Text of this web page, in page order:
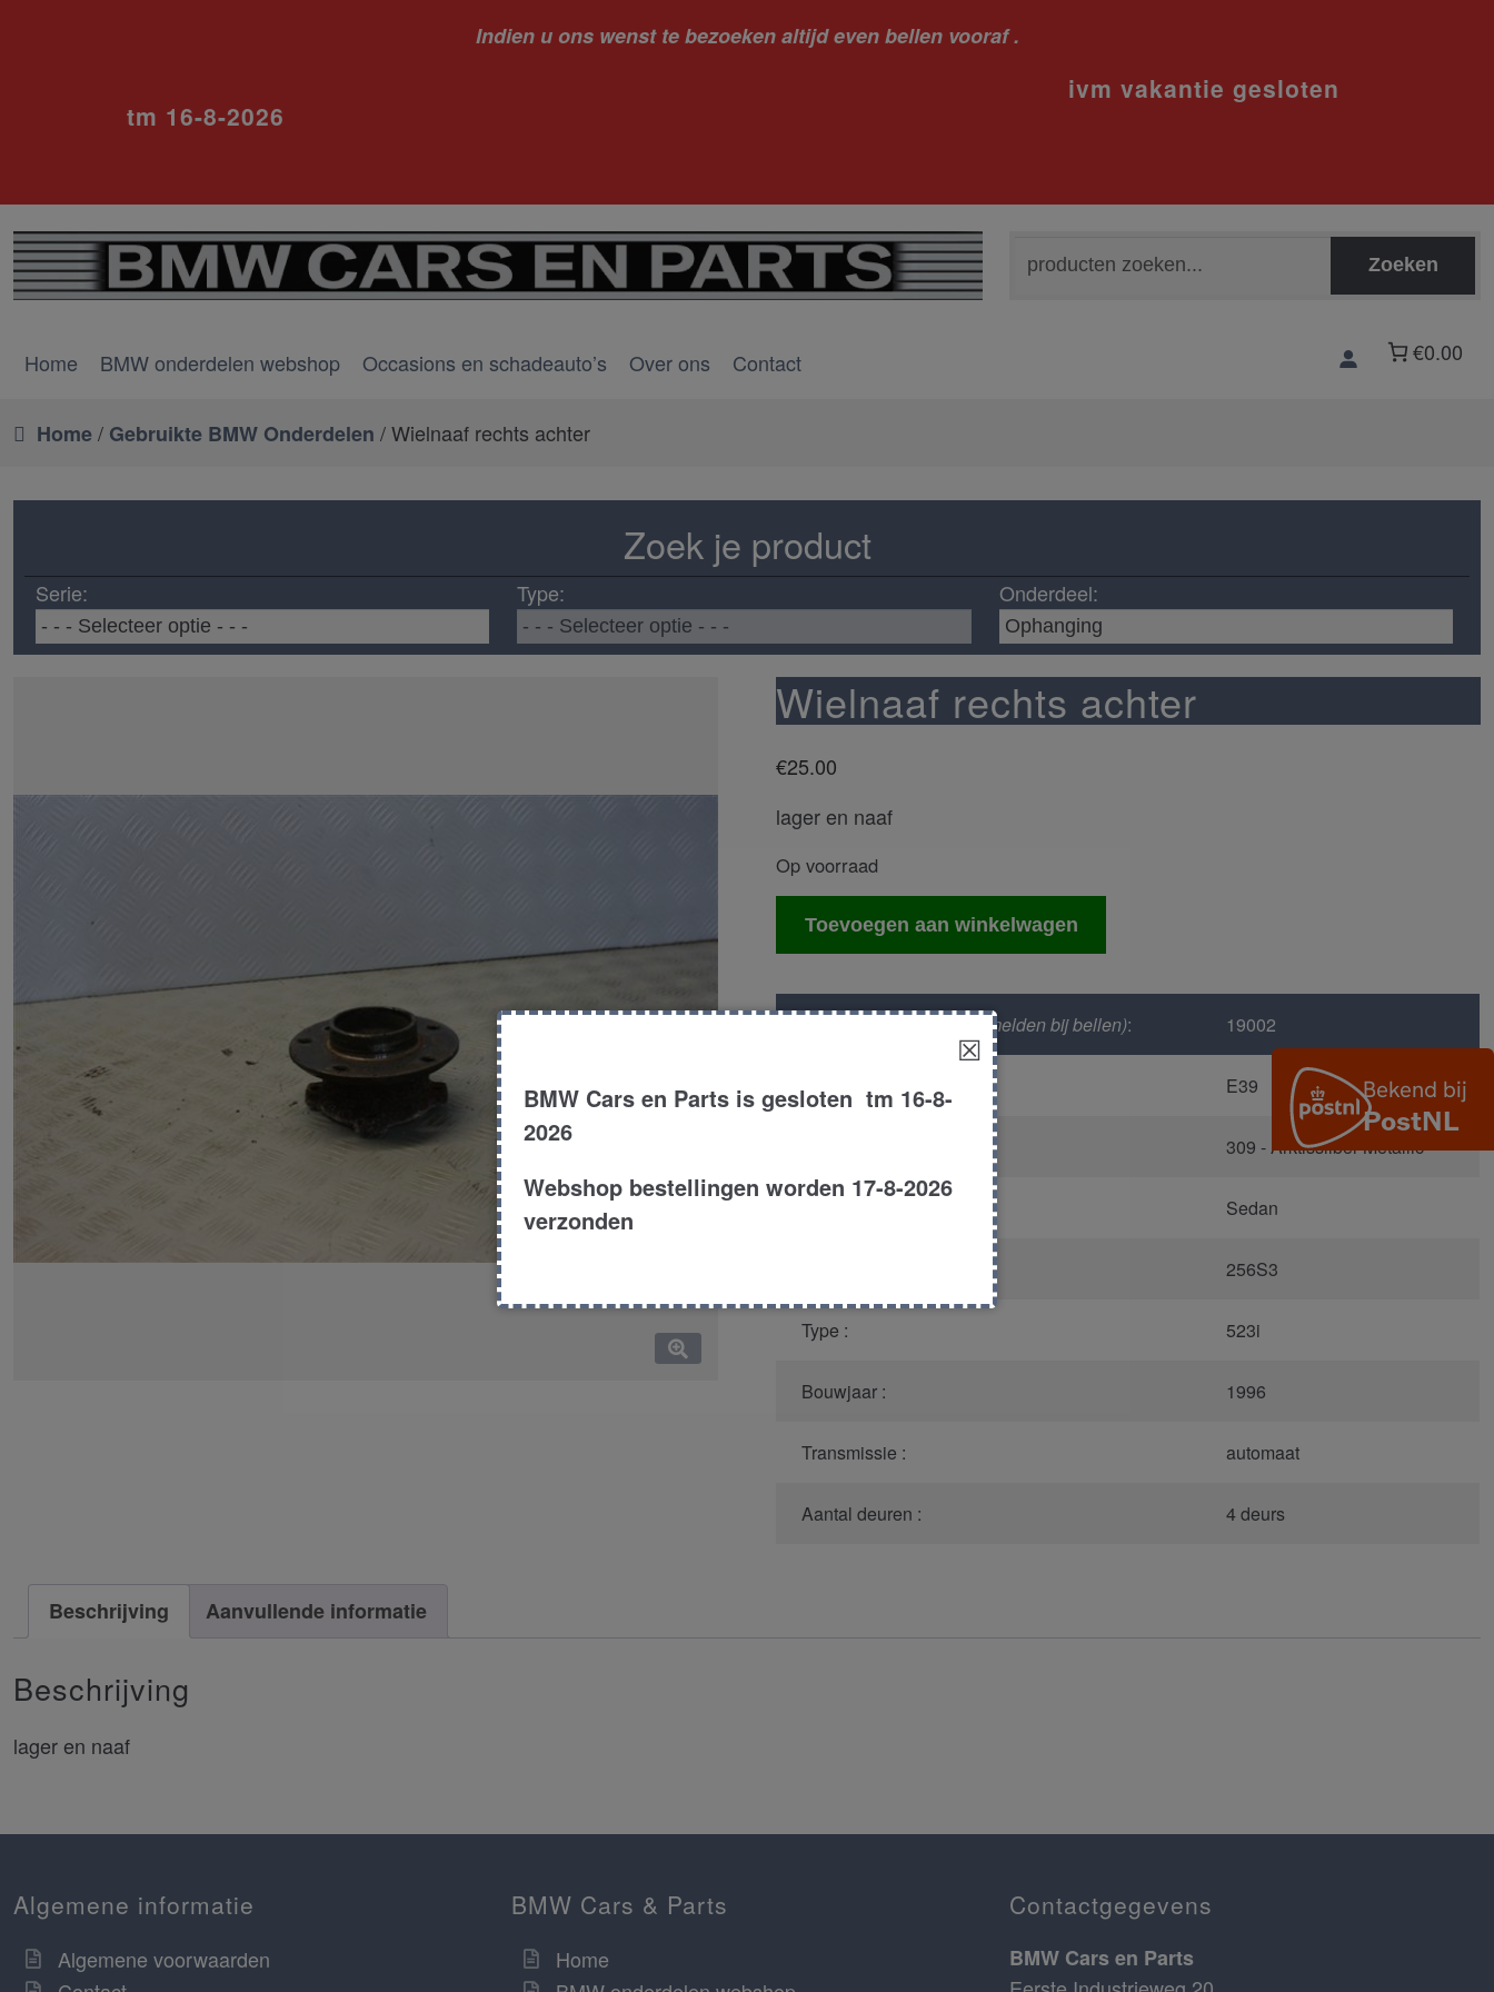
Indien u ons wenst te bezoeken altijd even bellen vooraf .
ivm vakantie gesloten
tm 16-8-2026
naar:
Zoeken
Home BMW onderdelen webshop Occasions en schadeauto’s Over ons Contact €0.00
Home/ Gebruikte BMW Onderdelen / Wielnaaf rechts achter
Zoek je product
Serie: Type: Onderdeel:
Wielnaaf rechts achter
€25.00
lager en naaf
Op voorraad
Wielnaaf
aantal
Toevoegen aan winkelwagen
(graag melden bij bellen): 19002
Model : E39
309 - Arktissilber Metallic
Sedan
256S3
Type : 523i
Bouwjaar : 1996
Transmissie : automaat
Aantal deuren : 4 deurs
Beschrijving Aanvullende informatie
Beschrijving
lager en naaf
Algemene informatie
Algemene voorwaarden
BMW Cars & Parts
Home
Contactgegevens
BMW Cars en Parts
☒
BMW Cars en Parts is gesloten tm 16-8-
2026
Webshop bestellingen worden 17-8-2026
verzonden